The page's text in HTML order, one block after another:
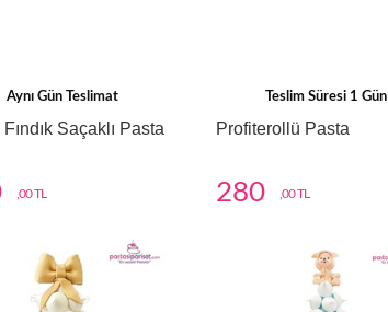
Aynı Gün Teslimat
Saçaklı Pasta
,00 TL
Teslim Süresi 1 Gün
Profiterollü Pasta
280 ,00 TL